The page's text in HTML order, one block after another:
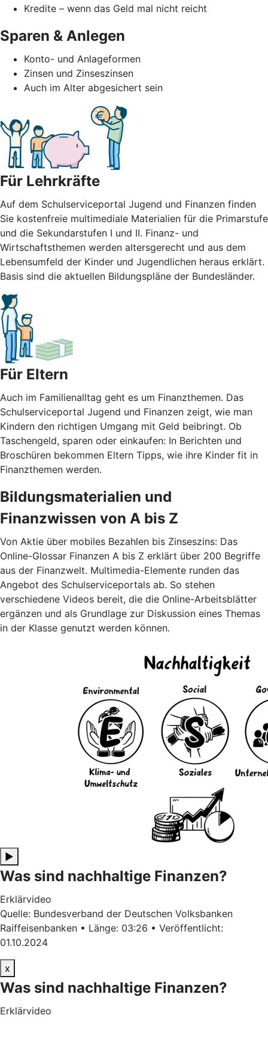
Kredite – wenn das Geld mal nicht reicht
Sparen & Anlegen
Konto- und Anlageformen
Zinsen und Zinseszinsen
Auch im Alter abgesichert sein
Für Lehrkräfte
Auf dem Schulserviceportal Jugend und Finanzen finden
Sie kostenfreie multimediale Materialien für die Primarstufe
und die Sekundarstufen I und II. Finanz- und
Wirtschaftsthemen werden altersgerecht und aus dem
Lebensumfeld der Kinder und Jugendlichen heraus erklärt.
Basis sind die aktuellen Bildungspläne der Bundesländer.
Für Eltern
Auch im Familienalltag geht es um Finanzthemen. Das
Schulserviceportal Jugend und Finanzen zeigt, wie man
Kindern den richtigen Umgang mit Geld beibringt. Ob
Taschengeld, sparen oder einkaufen: In Berichten und
Broschüren bekommen Eltern Tipps, wie ihre Kinder fit in
Finanzthemen werden.
Bildungsmaterialien und
Finanzwissen von A bis Z
Von Aktie über mobiles Bezahlen bis Zinseszins: Das
Online-Glossar Finanzen A bis Z erklärt über 200 Begriffe
aus der Finanzwelt. Multimedia-Elemente runden das
Angebot des Schulserviceportals ab. So stehen
verschiedene Videos bereit, die die Online-Arbeitsblätter
ergänzen und als Grundlage zur Diskussion eines Themas
in der Klasse genutzt werden können.
▶
Was sind nachhaltige Finanzen?
Erklärvideo
Quelle: Bundesverband der Deutschen Volksbanken
Raiffeisenbanken • Länge: 03:26 • Veröffentlicht:
01.10.2024
x
Was sind nachhaltige Finanzen?
Erklärvideo